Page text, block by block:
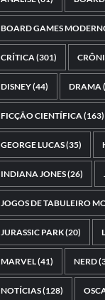
BOARD GAMES
CRÍTICA (301)
DISNEY(44) DRAMA
FICÇÃO CIENTÍFICA (163)
GEORGE LUCAS(35)
INDIANA JONES(26)
JOGOS DE TABULEIRO
JURASSIC PARK(20)
MARVEL(41) NERD
NOTÍCIAS(128)